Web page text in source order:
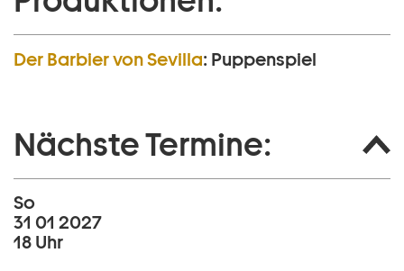
Der Barbier von Sevilla: Puppenspiel
Nächste Termine:
So
31 01 2027
18 Uhr